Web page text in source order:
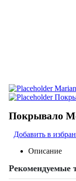
Покрывало
Добавить в
Описание
Рекомендуемые